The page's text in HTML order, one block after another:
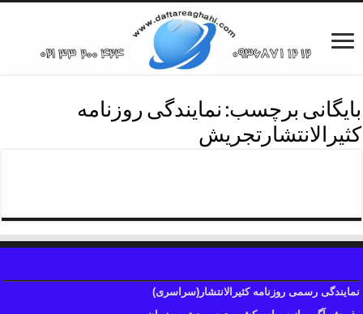
بایگانی برچسب: نمایندگی روزنامه
کثیرالانتشارتجریش
نمایندگی رسمی روزنامه کثیرالانتشار(سراسری)